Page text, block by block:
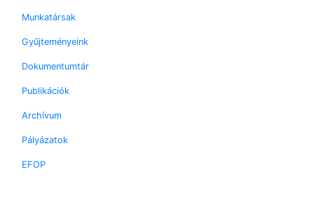
Munkatársak
Gyűjteményeink
Dokumentumtár
Publikációk
Archívum
Pályázatok
EFOP